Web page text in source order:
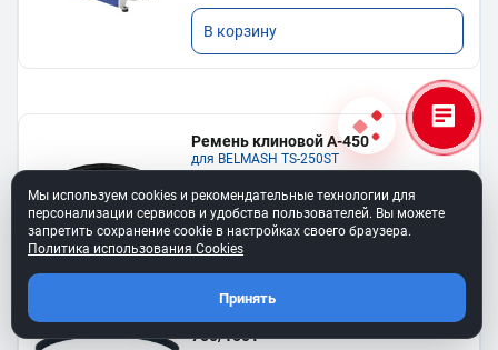
В корзину
Ремень клиновой A-450
для BELMASH TS-250SТ
550 ₽
В корзину
750/150T
Мы используем cookies и рекомендательные технологии для
персонализации сервисов и удобства пользователей. Вы можете
запретить сохранение cookie в настройках своего браузера.
Политика использования Cookies
Принять